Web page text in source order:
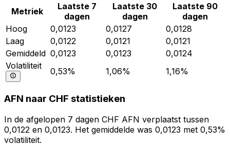
Metriek
Laatste 7
dagen
Laatste 30
dagen
Laatste 90
dagen
Hoog
0,0123 0,0127
0,0128
Laag
0,0122 0,0121
0,0121
Gemiddeld 0,0123 0,0123
0,0124
Volatiliteit
0,53% 1,06% 1,16%
AFN naar CHF statistieken
In de afgelopen 7 dagen CHF AFN verplaatst tussen
0,0122 en 0,0123. Het gemiddelde was 0,0123 met 0,53%
volatiliteit.